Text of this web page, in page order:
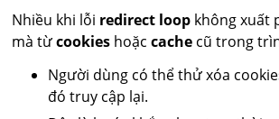
Nhiều khi lỗi redirect loop không xuất
mà từcookies hoặccache cũ trong
Người dùng có thể thử xóa
đó truy cập lại.